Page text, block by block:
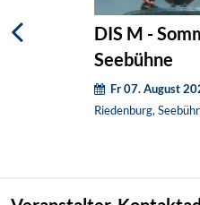
DIS M -
Seebühne
Fr 07. August
Riedenburg,